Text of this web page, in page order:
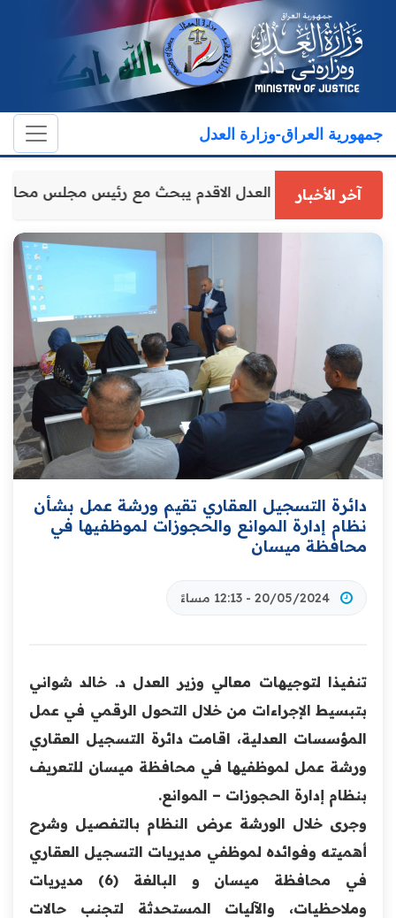
جمهورية العراق-وزارة العدل
آخر الأخباروكيل وزارة العدل الاقدم يبحث مع رئيس مجلس
‏دائرة التسجيل العقاري تقيم ورشة عمل بشأن
نظام إدارة الموانع والحجوزات لموظفيها في
محافظة ميسان
20/05/2024 - 12:13 مساءً
تنفيذا لتوجيهات معالي وزير العدل د. خالد شواني
بتبسيط الإجراءات من خلال التحول الرقمي في عمل
المؤسسات العدلية، اقامت دائرة التسجيل العقاري
ورشة عمل لموظفيها في محافظة ميسان للتعريف
بنظام إدارة الحجوزات – الموانع.
وجرى خلال الورشة عرض النظام بالتفصيل وشرح
أهميته وفوائده لموظفي مديريات التسجيل العقاري
في محافظة ميسان و البالغة (6) مديريات
وملاحظيات، والآليات المستحدثة لتجنب حالات